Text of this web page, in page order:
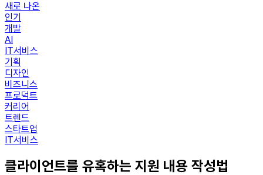
새로 나온
인기
개발
AI
IT서비스
기획
디자인
비즈니스
프로덕트
커리어
트렌드
스타트업
IT서비스
클라이언트를 유혹하는 지원 내용 작성법